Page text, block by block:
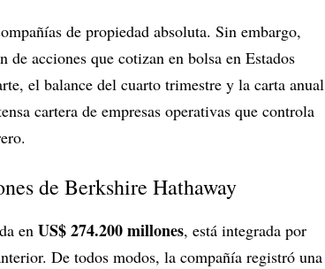
de propiedad absoluta. Sin embargo,
acciones que cotizan en bolsa en Estados
el balance del cuarto trimestre y la carta anual
cartera de empresas operativas que controla
de Berkshire Hathaway
en US$ 274.200 millones, está integrada por
De todos modos, la compañía registró una